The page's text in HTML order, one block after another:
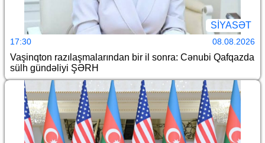
SİYASƏT
17:30 08.08.2026
Vaşinqton razılaşmalarından bir il sonra: Cənubi Qafqazda
sülh gündəliyi ŞƏRH